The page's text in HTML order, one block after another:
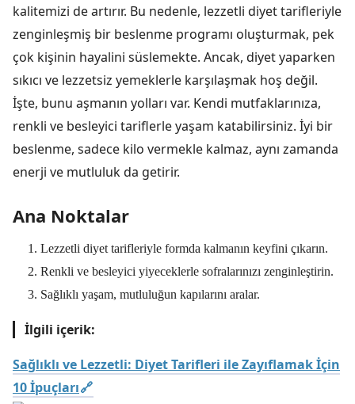
kalitemizi de artırır. Bu nedenle, lezzetli diyet tarifleriyle
zenginleşmiş bir beslenme programı oluşturmak, pek
çok kişinin hayalini süslemekte. Ancak, diyet yaparken
sıkıcı ve lezzetsiz yemeklerle karşılaşmak hoş değil.
İşte, bunu aşmanın yolları var. Kendi mutfaklarınıza,
renkli ve besleyici tariflerle yaşam katabilirsiniz. İyi bir
beslenme, sadece kilo vermekle kalmaz, aynı zamanda
enerji ve mutluluk da getirir.
Ana Noktalar
Lezzetli diyet tarifleriyle formda kalmanın keyfini çıkarın.
Renkli ve besleyici yiyeceklerle sofralarınızı zenginleştirin.
Sağlıklı yaşam, mutluluğun kapılarını aralar.
İlgili içerik:
Sağlıklı ve Lezzetli: Diyet Tarifleri ile Zayıflamak İçin
10 İpuçları